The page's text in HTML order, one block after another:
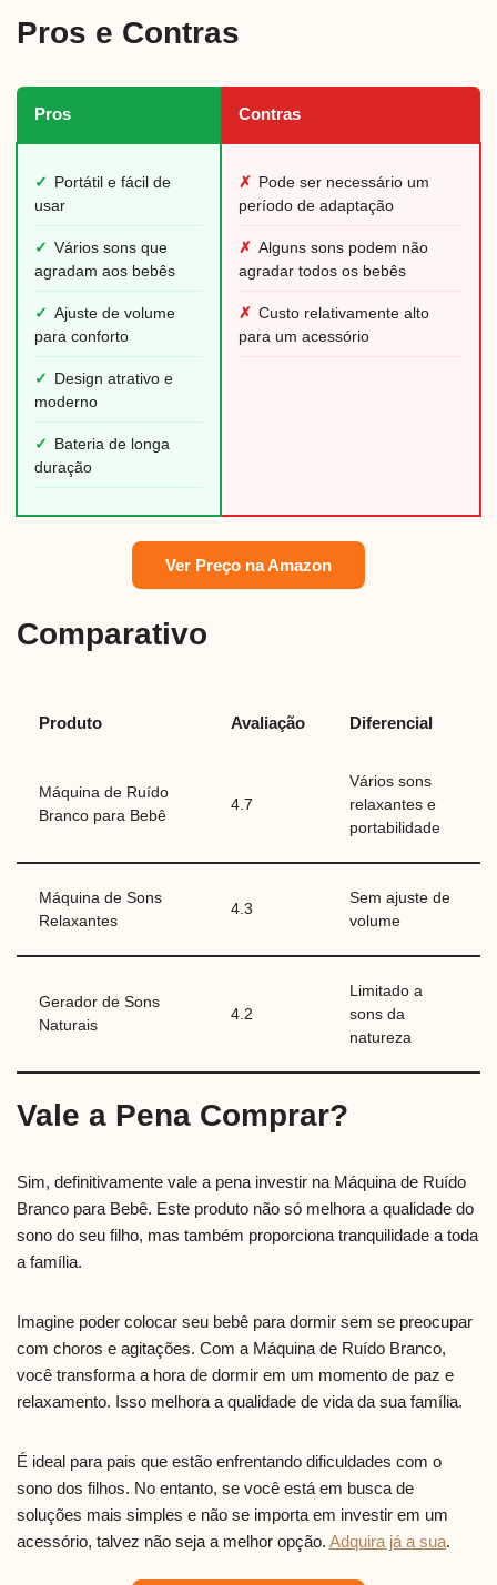
Pros e Contras
Pros Contras
✓
Portátil e fácil de
usar
✓ Vários sons que
agradam aos bebês
✓ Ajuste de volume
para conforto
✓
Design atrativo e
moderno
✓
Bateria de longa
duração
✗ Pode ser necessário um
período de adaptação
✗ Alguns sons podem não
agradar todos os bebês
✗ Custo relativamente alto
para um acessório
Ver Preço na Amazon
Comparativo
Produto Avaliação Diferencial
Máquina de Ruído
Branco para Bebê
4.7
Vários sons
relaxantes e
portabilidade
Máquina de Sons
Relaxantes
4.3
Sem ajuste de
volume
Gerador de Sons
Naturais
4.2
Limitado a
sons da
natureza
Vale a Pena Comprar?
Sim, definitivamente vale a pena investir na Máquina de Ruído
Branco para Bebê. Este produto não só melhora a qualidade do
sono do seu filho, mas também proporciona tranquilidade a toda
a família.
Imagine poder colocar seu bebê para dormir sem se preocupar
com choros e agitações. Com a Máquina de Ruído Branco,
você transforma a hora de dormir em um momento de paz e
relaxamento. Isso melhora a qualidade de vida da sua família.
É ideal para pais que estão enfrentando dificuldades com o
sono dos filhos. No entanto, se você está em busca de
soluções mais simples e não se importa em investir em um
acessório, talvez não seja a melhor opção. Adquira já a sua.